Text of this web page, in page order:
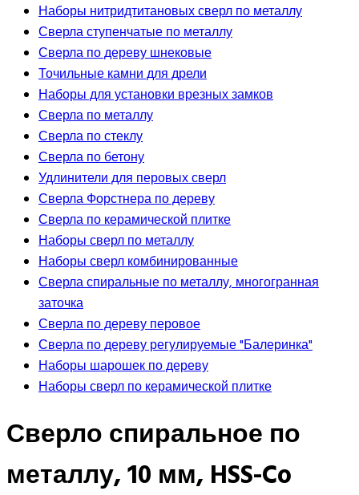
Наборы нитридтитановых сверл по металлу
Сверла ступенчатые по металлу
Сверла по дереву шнековые
Точильные камни для дрели
Наборы для установки врезных замков
Сверла по металлу
Сверла по стеклу
Сверла по бетону
Удлинители для перовых сверл
Сверла Форстнера по дереву
Сверла по керамической плитке
Наборы сверл по металлу
Наборы сверл комбинированные
Сверла спиральные по металлу, многогранная
заточка
Сверла по дереву перовое
Сверла по дереву регулируемые "Балеринка"
Наборы шарошек по дереву
Наборы сверл по керамической плитке
Сверло спиральное по
металлу, 10 мм, HSS-Co